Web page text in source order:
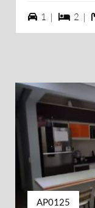
1 vagas na
1 | 22 |
AP0125